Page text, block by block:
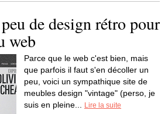
de design rétro pour
web
Parce que le web c'est bien, mais
que parfois il faut s'en décoller un
peu, voici un sympathique site de
meubles design "vintage" (perso, je
suis en pleine...
Lire la suite